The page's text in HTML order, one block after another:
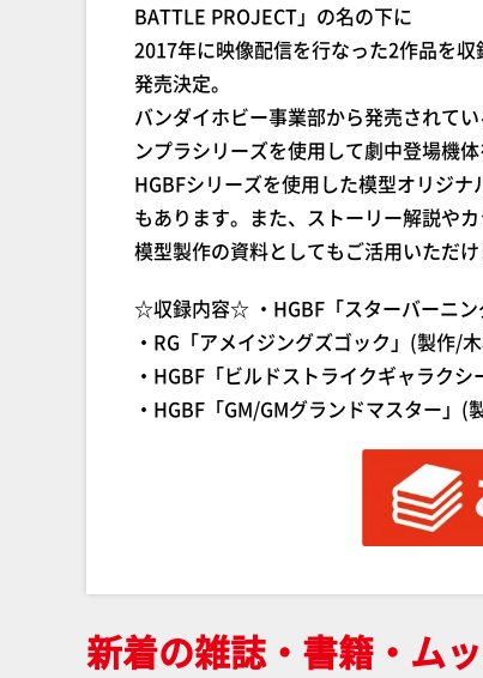
BATTLE PROJECT」の名の下に
2017年に映像配信を行なった2作品を
発売決定。
バンダイホビー事業部から発売されて
ンプラシリーズを使用して劇中登場機体
HGBFシリーズを使用した模型オリジ
もあります。また、ストーリー解説や
模型製作の資料としてもご活用いただけ
☆収録内容☆ ・HGBF「スターバーニン
・RG「アメイジングズゴック」(製作/
・HGBF「ビルドストライクギャラク
・HGBF「GM/GMグランドマスター」(
新着の雑誌・書籍・ム